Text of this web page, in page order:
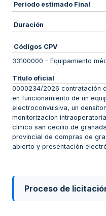
Periodo estimado Final
Duración
Códigos CPV
33100000 - Equipamiento
Título oficial
0000234/2026 contratación
en funcionamiento de un
electroconvulsiva, un
monitorizacion
clínico san cecilio de
provincial de compras de
abierto y presentación
Proceso de